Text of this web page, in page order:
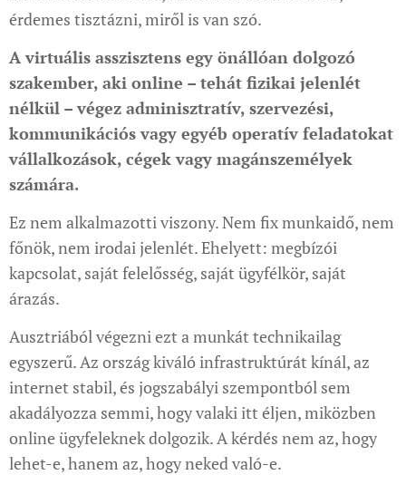
érdemes tisztázni, miről is van szó.
A virtuális asszisztens egy önállóan dolgozó
szakember, aki online – tehát fizikai jelenlét
nélkül – végez adminisztratív, szervezési,
kommunikációs vagy egyéb operatív feladatokat
vállalkozások, cégek vagy magánszemélyek
számára.
Ez nem alkalmazotti viszony. Nem fix munkaidő, nem
főnök, nem irodai jelenlét. Ehelyett: megbízói
kapcsolat, saját felelősség, saját ügyfélkör, saját
árazás.
Ausztriából végezni ezt a munkát technikailag
egyszerű. Az ország kiváló infrastruktúrát kínál, az
internet stabil, és jogszabályi szempontból sem
akadályozza semmi, hogy valaki itt éljen, miközben
online ügyfeleknek dolgozik. A kérdés nem az, hogy
lehet-e, hanem az, hogy neked való-e.